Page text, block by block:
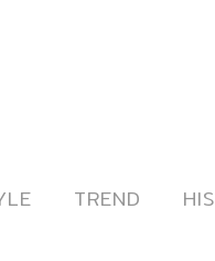
TREND
TREND